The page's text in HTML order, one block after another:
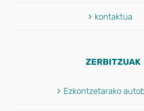
kontaktua
ZERBITZUAK
Ezkontzetarako